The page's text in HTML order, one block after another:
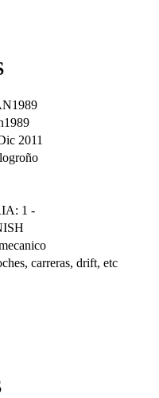
2011
logroño
1 -
carreras, drift, etc